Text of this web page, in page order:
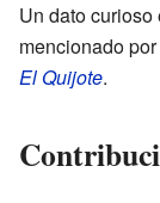
Un dato
mencionado
El Quijote.